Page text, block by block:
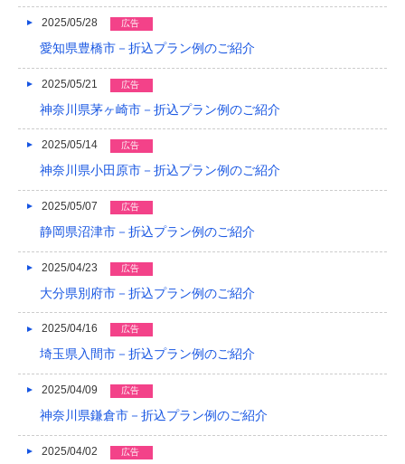
2015/11
2015/08
2015/07
2015/05
2015/01
2014/12
2014/11
2014/07
2025/05/28 広告
愛知県豊橋市－折込プラン例のご紹介
2025/05/21 広告
神奈川県茅ヶ崎市－折込プラン例のご紹介
2025/05/14 広告
神奈川県小田原市－折込プラン例のご紹介
2025/05/07 広告
静岡県沼津市－折込プラン例のご紹介
2025/04/23 広告
大分県別府市－折込プラン例のご紹介
2025/04/16 広告
埼玉県入間市－折込プラン例のご紹介
2025/04/09 広告
神奈川県鎌倉市－折込プラン例のご紹介
2025/04/02 広告